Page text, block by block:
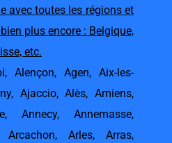
avec toutes les régions et
plus encore : Belgique,
etc.
, Alençon, Agen, Aix-les-
, Ajaccio,Alès,Amiens,
, Annecy, Annemasse,
Arcachon, Arles, Arras,